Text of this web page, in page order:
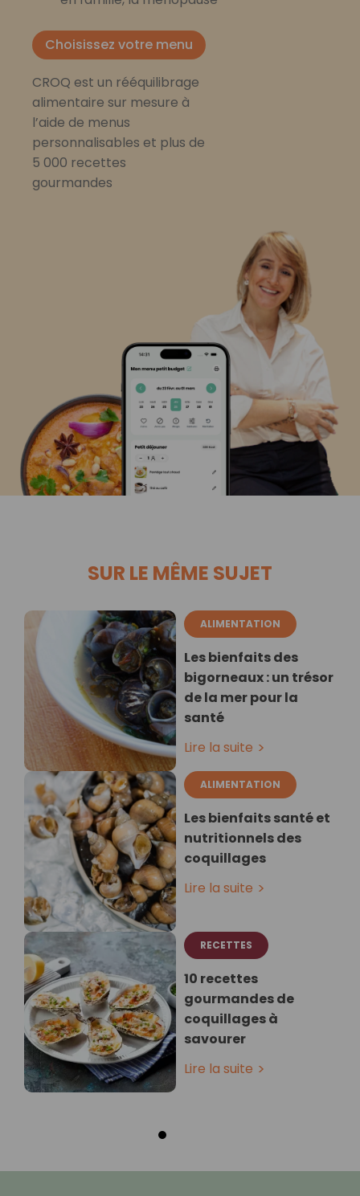
Choisissez votre menu
CROQ est un rééquilibrage
alimentaire sur mesure à
l’aide de menus
personnalisables et plus de
5 000 recettes
gourmandes
SUR LE MÊME SUJET
ALIMENTATION
Les bienfaits des
bigorneaux : un trésor
de la mer pour la
santé
Lire la suite
ALIMENTATION
Les bienfaits santé et
nutritionnels des
coquillages
Lire la suite
RECETTES
10 recettes
gourmandes de
coquillages à
savourer
Lire la suite